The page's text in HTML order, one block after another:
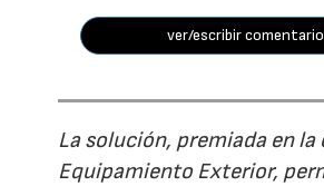
ver/escribir
La solución, premiada en la
Equipamiento Exterior,